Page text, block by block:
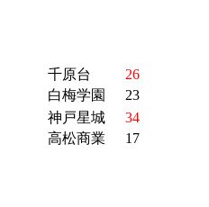
千原台
26
白梅学園
23
神戸星城
34
高松商業 17